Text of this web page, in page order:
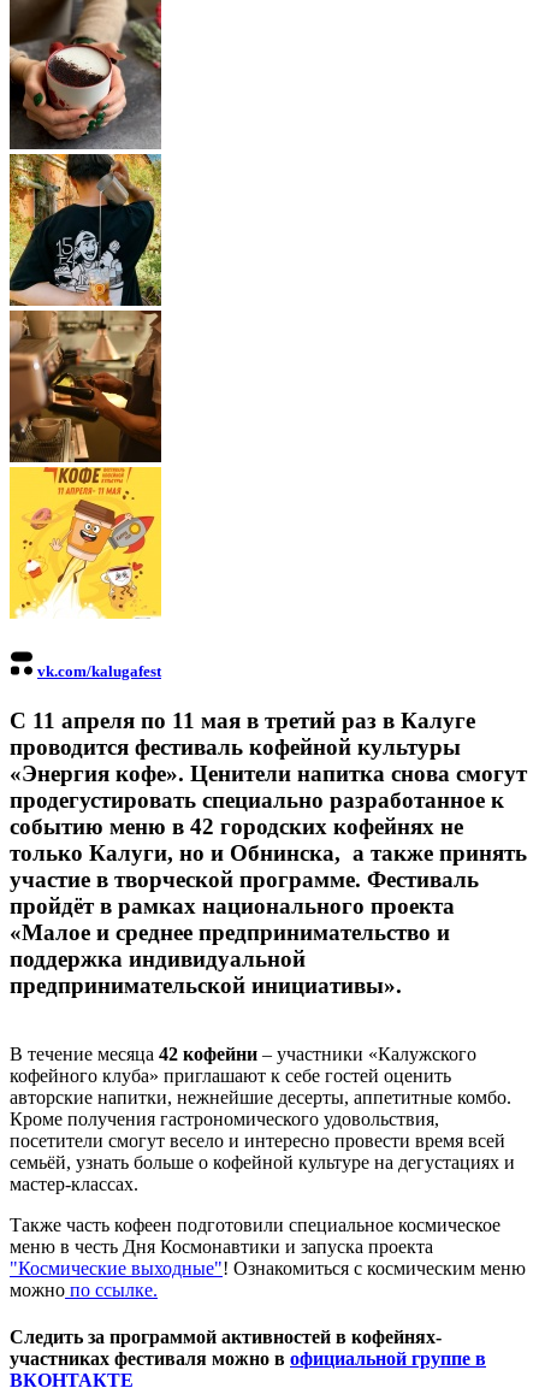
vk.com/kalugafest
С 11 апреля по 11 мая в третий раз в Калуге
проводится фестиваль кофейной культуры
«Энергия кофе». Ценители напитка снова смогут
продегустировать специально разработанное к
событию меню в 42 городских кофейнях не
только Калуги, но и Обнинска, а также принять
участие в творческой программе. Фестиваль
пройдёт в рамках национального проекта
«Малое и среднее предпринимательство и
поддержка индивидуальной
предпринимательской инициативы».
В течение месяца 42 кофейни – участники «Калужского
кофейного клуба» приглашают к себе гостей оценить
авторские напитки, нежнейшие десерты, аппетитные комбо.
Кроме получения гастрономического удовольствия,
посетители смогут весело и интересно провести время всей
семьёй, узнать больше о кофейной культуре на дегустациях и
мастер-классах.
Также часть кофеен подготовили специальное космическое
меню в честь Дня Космонавтики и запуска проекта
"Космические выходные"! Ознакомиться с космическим меню
можно по ссылке.
Следить за программой активностей в кофейнях-
участниках фестиваля можно в официальной группе в
ВКОНТАКТЕ